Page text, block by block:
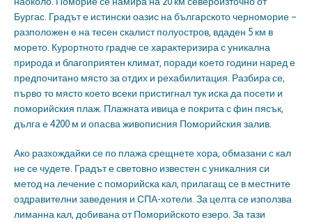
Бургас. Градът е истински оазис на българското черноморие –
разположен е на тесен скалист полуостров, вдаден 5 км в
морето. Курортното градче се характеризира с уникална
природа и благоприятен климат, поради което години наред е
предпочитано място за отдих и рехабилитация. Разбира се,
първо то място което всеки пристигнал тук иска да посети и
поморийския плаж. Плажната ивица е покрита с фин пясък,
дълга е 4200 м и опасва живописния Поморийския залив.
Ако разхождайки се по плажа срещнете хора, обмазани с кал
не се чудете. Градът е световно известен с уникалния си
метод на лечение с поморийска кал, прилагащ се в местните
оздравителни заведения и СПА-хотели. За целта се използва
лиманна кал, добивана от Поморийското езеро. За тази